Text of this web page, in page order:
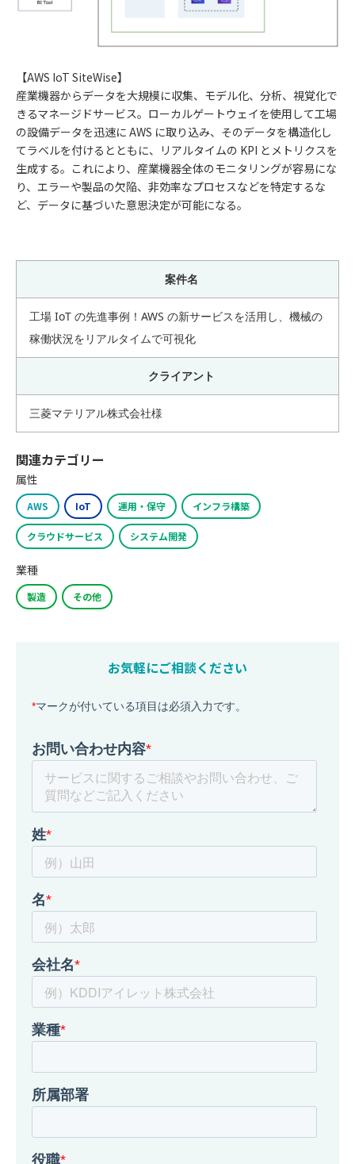
【AWS IoT SiteWise】
産業機器からデータを大規模に収集、モデル化、分析、視覚化で
きるマネージドサービス。ローカルゲートウェイを使用して工場
の設備データを迅速に AWS に取り込み、そのデータを構造化し
てラベルを付けるとともに、リアルタイムの KPI とメトリクスを
生成する。これにより、産業機器全体のモニタリングが容易にな
り、エラーや製品の欠陥、非効率なプロセスなどを特定するな
ど、データに基づいた意思決定が可能になる。
案件名
工場 IoT の先進事例！AWS の新サービスを活用し、機械の
稼働状況をリアルタイムで可視化
クライアント
三菱マテリアル株式会社様
関連カテゴリー
属性
AWS IoT 運用・保守 インフラ構築
クラウドサービス システム開発
業種
製造 その他
お気軽にご相談ください